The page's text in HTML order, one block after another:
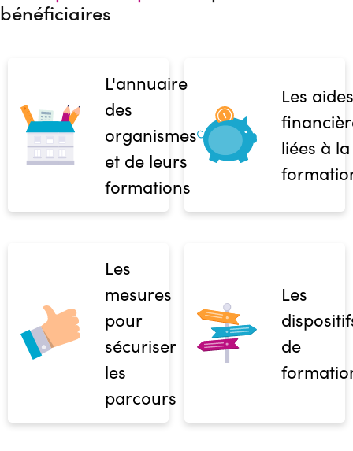
bénéficiaires
L'annuaire
des
organismes
et de leurs
formations
Les aides
liées à la
Les
mesures
pour
sécuriser
les
parcours
Les
de